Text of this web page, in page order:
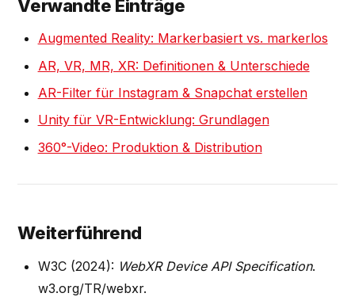
Verwandte Einträge
Augmented Reality: Markerbasiert vs. markerlos
AR, VR, MR, XR: Definitionen & Unterschiede
AR-Filter für Instagram & Snapchat erstellen
Unity für VR-Entwicklung: Grundlagen
360°-Video: Produktion & Distribution
Weiterführend
W3C (2024): WebXR Device API Specification.
w3.org/TR/webxr.